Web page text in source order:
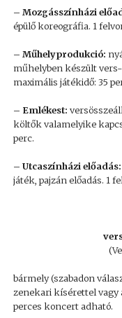
– Mozgásszínházi
épülő koreográfia. 1
– Műhelyprodukció:
műhelyben készült
maximális játékidő: 35
– Emlékest:
költők valamelyike
perc.
– Utcaszínházi előadás:
játék, pajzán előadás. 1
bármely (szabadon
zenekari kísérettel vagy
perces koncert adható.